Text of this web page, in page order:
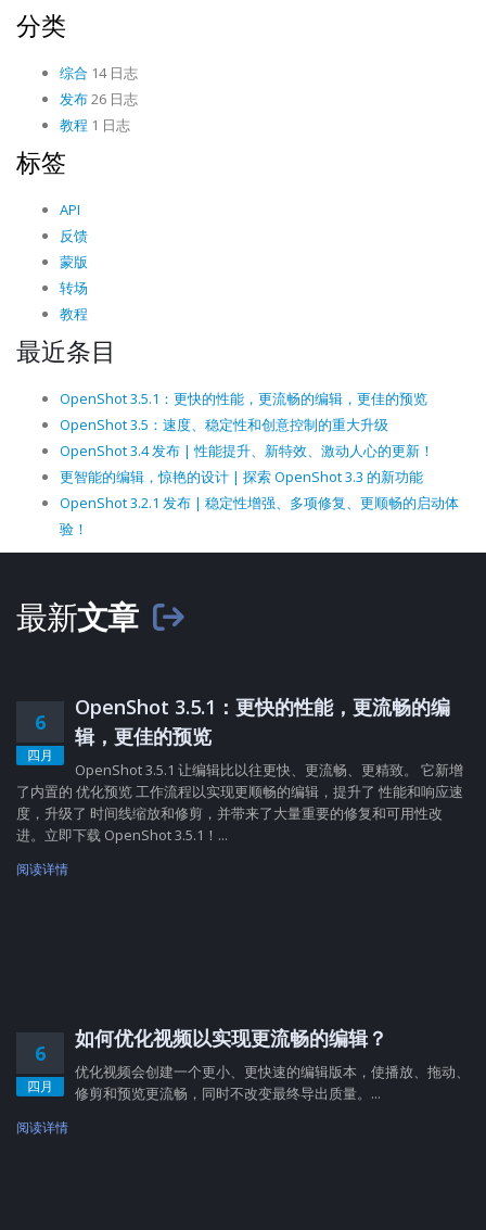
分类
综合 14 日志
发布26 日志
教程 1 日志
标签
API
反馈
蒙版
转场
教程
最近条目
OpenShot 3.5.1：更快的性能，更流畅的编辑，更佳的预览
OpenShot 3.5：速度、稳定性和创意控制的重大升级
OpenShot 3.4 发布 | 性能提升、新特效、激动人心的更新！
更智能的编辑，惊艳的设计 | 探索 OpenShot 3.3 的新功能
OpenShot 3.2.1 发布 | 稳定性增强、多项修复、更顺畅的启动体
验！
最新文章
6
四月
OpenShot 3.5.1：更快的性能，更流畅的编
辑，更佳的预览
OpenShot 3.5.1 让编辑比以往更快、更流畅、更精致。 它新增
了内置的 优化预览 工作流程以实现更顺畅的编辑，提升了 性能和响应速
度，升级了 时间线缩放和修剪，并带来了大量重要的修复和可用性改
进。立即下载 OpenShot 3.5.1！...
阅读详情
6
四月
如何优化视频以实现更流畅的编辑？
优化视频会创建一个更小、更快速的编辑版本，使播放、拖动、
修剪和预览更流畅，同时不改变最终导出质量。...
阅读详情